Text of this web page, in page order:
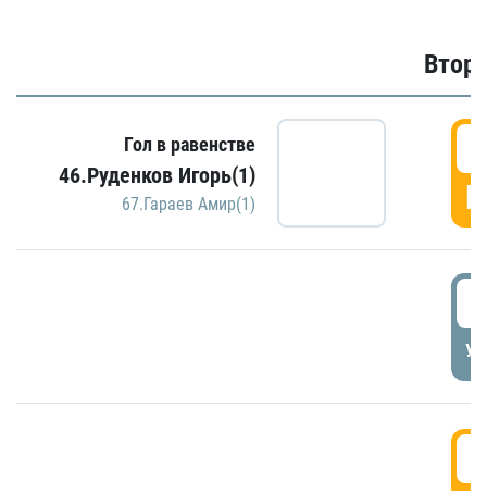
Гол в равенстве
46.Руденков Игорь(1)
67.Гараев Амир(1)